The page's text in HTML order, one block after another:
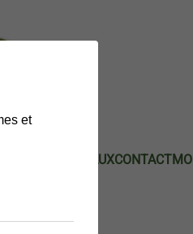
DE POIREAUXCONTACT
et